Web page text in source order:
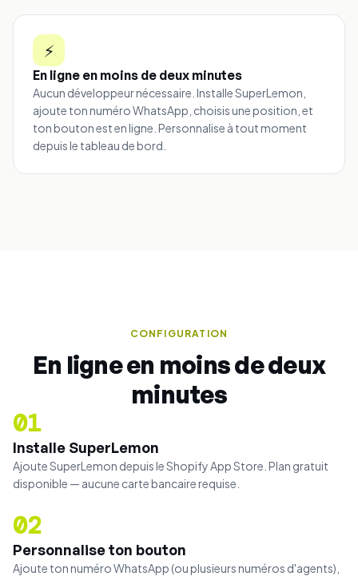
⚡
En ligne en moins de deux minutes
Aucun développeur nécessaire. Installe SuperLemon,
ajoute ton numéro WhatsApp, choisis une position, et
ton bouton est en ligne. Personnalise à tout moment
depuis le tableau de bord.
CONFIGURATION
En ligne en moins de deux
minutes
01
Installe SuperLemon
Ajoute SuperLemon depuis le Shopify App Store. Plan gratuit
disponible — aucune carte bancaire requise.
02
Personnalise ton bouton
Ajoute ton numéro WhatsApp (ou plusieurs numéros d'agents),